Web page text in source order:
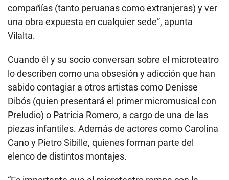
compañías (tanto peruanas como extranjeras) y ver
una obra expuesta en cualquier sede”, apunta
Vilalta.
Cuando él y su socio conversan sobre el microteatro
lo describen como una obsesión y adicción que han
sabido contagiar a otros artistas como Denisse
Dibós (quien presentará el primer micromusical con
Preludio) o Patricia Romero, a cargo de una de las
piezas infantiles. Además de actores como Carolina
Cano y Pietro Sibille, quienes forman parte del
elenco de distintos montajes.